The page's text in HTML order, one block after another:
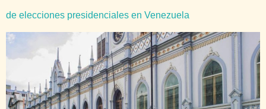
de elecciones presidenciales en Venezuela